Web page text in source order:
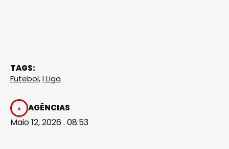
TAGS:
Futebol,I Liga
AGÊNCIAS
Maio 12, 2026 . 08:53